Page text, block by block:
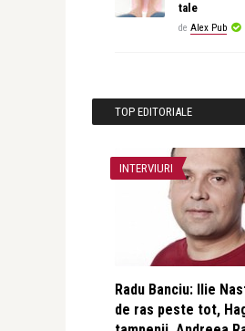
tale
de Alex Pub
TOP EDITORIALE
INTERVIURI
Radu Banciu: Ilie
de ras peste tot,